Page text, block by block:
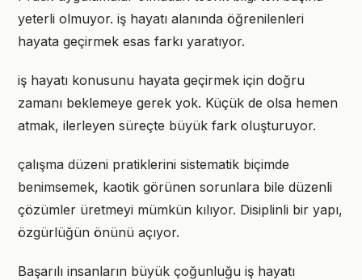
yeterli olmuyor. iş hayatı alanında öğrenilenleri
hayata geçirmek esas farkı yaratıyor.
iş hayatı konusunu hayata geçirmek için doğru
zamanı beklemeye gerek yok. Küçük de olsa hemen
atmak, ilerleyen süreçte büyük fark oluşturuyor.
çalışma düzeni pratiklerini sistematik biçimde
benimsemek, kaotik görünen sorunlara bile düzenli
çözümler üretmeyi mümkün kılıyor. Disiplinli bir yapı,
özgürlüğün önünü açıyor.
Başarılı insanların büyük çoğunluğu iş hayatı